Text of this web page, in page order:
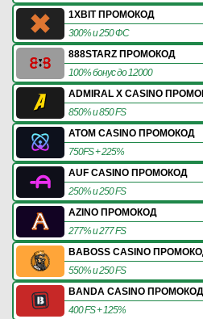
1XBIT ПРОМОКОД
300% и 250 ФС
888STARZ ПРОМОКОД
100% бонус до 12000
ADMIRAL X CASINO
850% и 850 FS
ATOM CASINO ПРОМОКОД
750FS + 225%
AUF CASINO ПРОМОКОД
250% и 250 FS
AZINO ПРОМОКОД
277% и 277 FS
BABOSS CASINO
550% и 250 FS
BANDA CASINO ПРОМОКОД
400 FS + 125%